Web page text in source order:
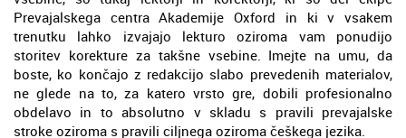
Prevajalskega centra Akademije Oxford in ki v vsakem
trenutku lahko izvajajo lekturo oziroma vam ponudijo
storitev korekture za takšne vsebine. Imejte na umu, da
boste, ko končajo z redakcijo slabo prevedenih materialov,
ne glede na to, za katero vrsto gre, dobili profesionalno
obdelavo in to absolutno v skladu s pravili prevajalske
stroke oziroma s pravili ciljnega oziroma češkega jezika.